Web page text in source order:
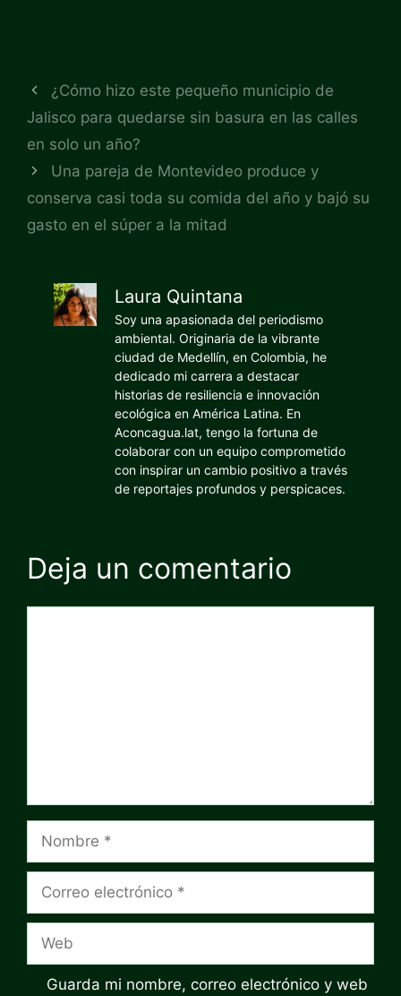
¿Cómo hizo este pequeño municipio de
Jalisco para quedarse sin basura en las calles
en solo un año?
Una pareja de Montevideo produce y
conserva casi toda su comida del año y bajó su
gasto en el súper a la mitad
Laura Quintana
Soy una apasionada del periodismo
ambiental. Originaria de la vibrante
ciudad de Medellín, en Colombia, he
dedicado mi carrera a destacar
historias de resiliencia e innovación
ecológica en América Latina. En
Aconcagua.lat, tengo la fortuna de
colaborar con un equipo comprometido
con inspirar un cambio positivo a través
de reportajes profundos y perspicaces.
Deja un comentario
electrónico
Guarda mi nombre, correo electrónico y web